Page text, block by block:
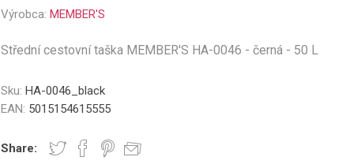
Výrobca: MEMBER'S
Střední cestovní taška MEMBER'S HA-0046 - černá - 50 L
Sku: HA-0046_black
EAN: 5015154615555
Share: